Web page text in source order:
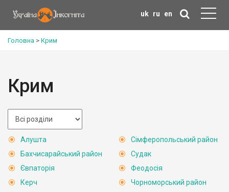
uk ru en
Головна > Крим
Крим
Алушта
Бахчисарайський район
Євпаторія
Керч
Сімферопольський район
Судак
Феодосія
Чорноморський район